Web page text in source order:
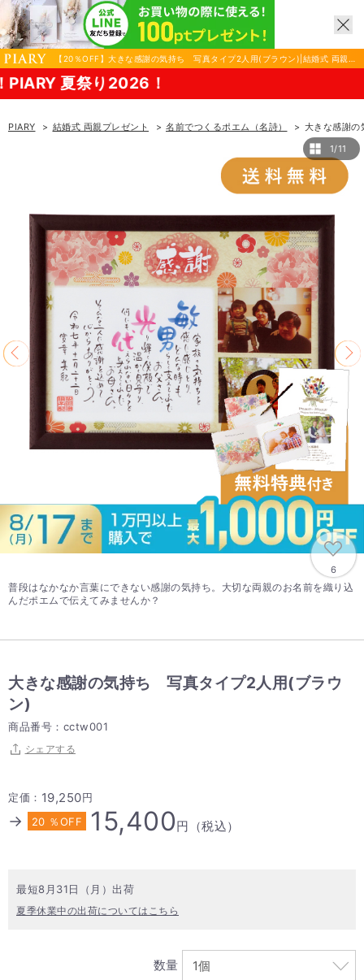
【20％OFF】大きな感謝の気持ち 写真タイプ2人用(ブラウン)|結婚式 両親プ
レゼントならPIARY（ピアリー）
PIARY 結婚式 両親プレゼント 名前でつくるポエム（名詩）
大きな感謝
1/11
6
普段はなかなか言葉にできない感謝の気持ち。大切な両親のお名前を織り込
んだポエムで伝えてみませんか？
大きな感謝の気持ち 写真タイプ2人用(ブラウ
ン)
商品番号：cctw001
シェアする
定価： 19,250円
→ 20 ％OFF 15,400円（税込）
最短8月31日（月）出荷
夏季休業中の出荷についてはこちら
数量